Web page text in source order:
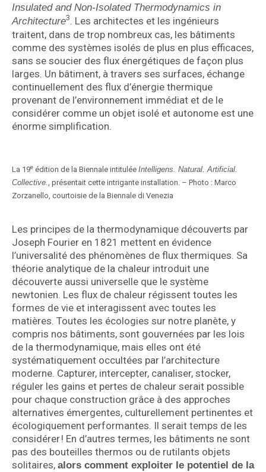
Insulated and Non-Isolated Thermodynamics in
Architecture3. Les architectes et les ingénieurs
traitent, dans de trop nombreux cas, les bâtiments
comme des systèmes isolés de plus en plus efficaces,
sans se soucier des flux énergétiques de façon plus
larges. Un bâtiment, à travers ses surfaces, échange
continuellement des flux d’énergie thermique
provenant de l’environnement immédiat et de le
considérer comme un objet isolé et autonome est une
énorme simplification.
La 19e édition de la Biennale intitulée Intelligens. Natural. Artificial.
Collective., présentait cette intrigante installation. – Photo : Marco
Zorzanello, courtoisie de la Biennale di Venezia
Les principes de la thermodynamique découverts par
Joseph Fourier en 1821 mettent en évidence
l’universalité des phénomènes de flux thermiques. Sa
théorie analytique de la chaleur introduit une
découverte aussi universelle que le système
newtonien. Les flux de chaleur régissent toutes les
formes de vie et interagissent avec toutes les
matières. Toutes les écologies sur notre planète, y
compris nos bâtiments, sont gouvernées par les lois
de la thermodynamique, mais elles ont été
systématiquement occultées par l’architecture
moderne. Capturer, intercepter, canaliser, stocker,
réguler les gains et pertes de chaleur serait possible
pour chaque construction grâce à des approches
alternatives émergentes, culturellement pertinentes et
écologiquement performantes. Il serait temps de les
considérer ! En d’autres termes, les bâtiments ne sont
pas des bouteilles thermos ou de rutilants objets
solitaires, alors comment exploiter le potentiel de la